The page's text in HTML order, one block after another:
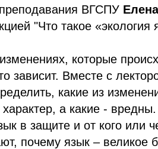
ВГСПУ
"Что такое «экология
которые
зависит. Вместе с
какие из
а какие -
в защите и от кого или
почему язык – великое